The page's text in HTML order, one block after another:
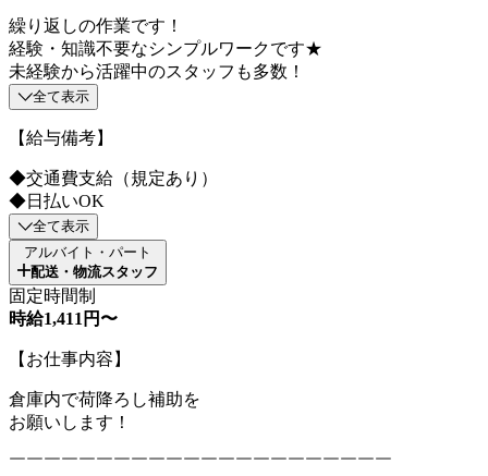
繰り返しの作業です！
経験・知識不要なシンプルワークです★
未経験から活躍中のスタッフも多数！
全て表示
【給与備考】
◆交通費支給（規定あり）
◆日払いOK
全て表示
アルバイト・パート
配送・物流スタッフ
固定時間制
時給1,411円〜
【お仕事内容】
倉庫内で荷降ろし補助を
お願いします！
￣￣￣￣￣￣￣￣￣￣￣￣￣￣￣￣￣￣￣￣￣￣